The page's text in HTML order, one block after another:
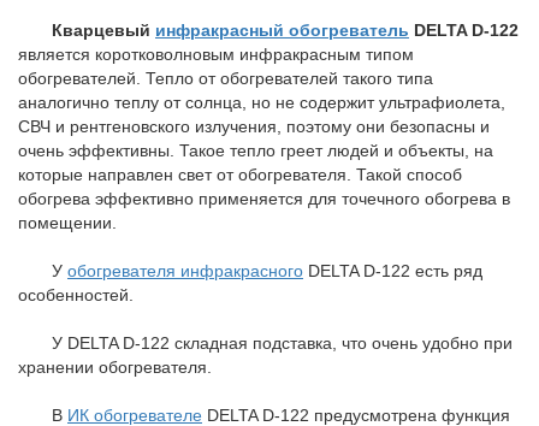
Кварцевый инфракрасный обогреватель DELTA D-122
является коротковолновым инфракрасным типом
обогревателей. Тепло от обогревателей такого типа
аналогично теплу от солнца, но не содержит ультрафиолета,
СВЧ и рентгеновского излучения, поэтому они безопасны и
очень эффективны. Такое тепло греет людей и объекты, на
которые направлен свет от обогревателя. Такой способ
обогрева эффективно применяется для точечного обогрева в
помещении.
У обогревателя инфракрасного DELTA D-122 есть ряд
особенностей.
У DELTA D-122 складная подставка, что очень удобно при
хранении обогревателя.
В ИК обогревателе DELTA D-122 предусмотрена функция